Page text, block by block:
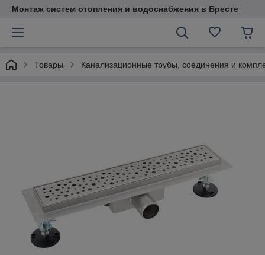
Монтаж систем отопления и водоснабжения в Бресте
Товары Канализационные трубы, соединения и